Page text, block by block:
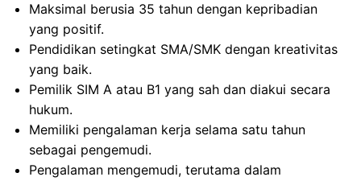
Maksimal berusia 35 tahun dengan kepribadian
yang positif.
Pendidikan setingkat SMA/SMK dengan kreativitas
yang baik.
Pemilik SIM A atau B1 yang sah dan diakui secara
hukum.
Memiliki pengalaman kerja selama satu tahun
sebagai pengemudi.
Pengalaman mengemudi, terutama dalam